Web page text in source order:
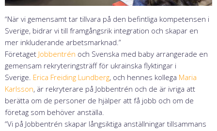
“När vi gemensamt tar tillvara på den befintliga kompetensen i
Sverige, bidrar vi till framgångsrik integration och skapar en
mer inkluderande arbetsmarknad.”
Företaget Jobbentrén och Svenska med baby arrangerade en
gemensam rekryteringsträff för ukrainska flyktingar i
Sverige. Erica Freiding Lundberg, och hennes kollega Maria
Karlsson, är rekryterare på Jobbentrén och de är ivriga att
berätta om de personer de hjälper att få jobb och om de
företag som behöver anställa.
“Vi på Jobbentrén skapar långsiktiga anställningar tillsammans